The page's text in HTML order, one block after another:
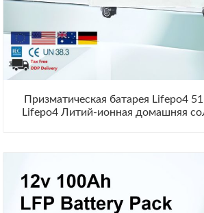
Призматическая батарея Lifepo4
Lifepo4 Литий-ионная домашняя